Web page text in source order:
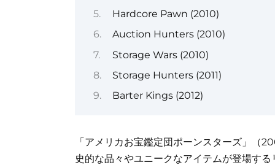
Hardcore Pawn (2010)
Auction Hunters (2010)
Storage Wars (2010)
Storage Hunters (2011)
Barter Kings (2012)
「アメリカお宝鑑定団ポーンスターズ」（
史的な品々やユニークなアイテムが登場す